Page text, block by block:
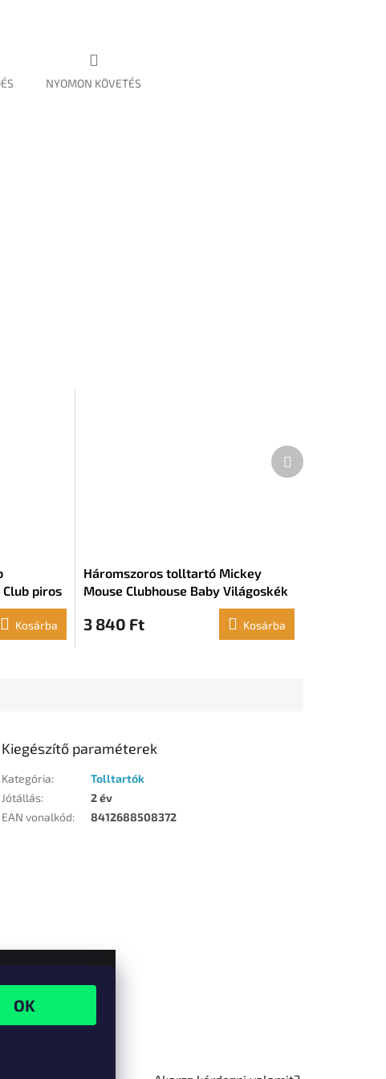
NYOMON KÖVETÉS
piros
Kosárba
Háromszoros tolltartó Mickey
Mouse Clubhouse Baby Világoskék
3 840 Ft Kosárba
Következő
termék
Kiegészítő paraméterek
Kategória:
Tolltartók
Jótállás:
2 év
EAN vonalkód: 8412688508372